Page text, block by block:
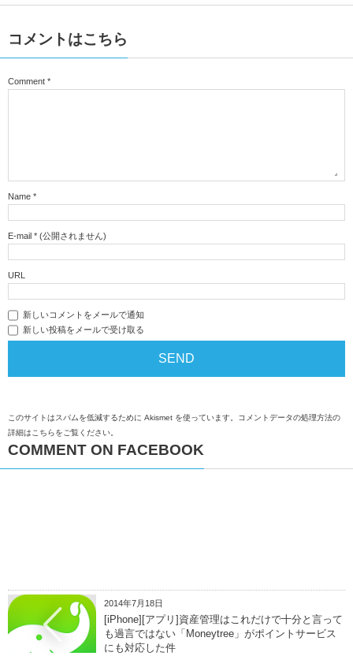
コメントはこちら
Comment *
Name *
E-mail * (公開されません)
URL
新しいコメントをメールで通知
新しい投稿をメールで受け取る
このサイトはスパムを低減するために Akismet を使っています。 コメントデータの処理方法の
詳細はこちらをご覧ください
COMMENT ON FACEBOOK
2014年7月18日
[iPhone][アプリ]資産管理はこれだけで十分と言って
も過言ではない「Moneytree」がポイントサービス
にも対応した件